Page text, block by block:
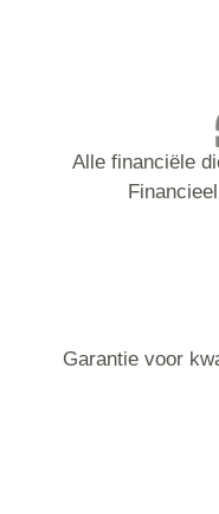
Alle financiële
Garantie voor